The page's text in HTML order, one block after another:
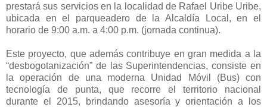
prestará sus servicios en la localidad de Rafael Uribe Uribe,
ubicada en el parqueadero de la Alcaldía Local, en el
horario de 9:00 a.m. a 4:00 p.m. (jornada continua).
Este proyecto, que además contribuye en gran medida a la
“desbogotanización” de las Superintendencias, consiste en
la operación de una moderna Unidad Móvil (Bus) con
tecnología de punta, que recorre el territorio nacional
durante el 2015, brindando asesoría y orientación a los